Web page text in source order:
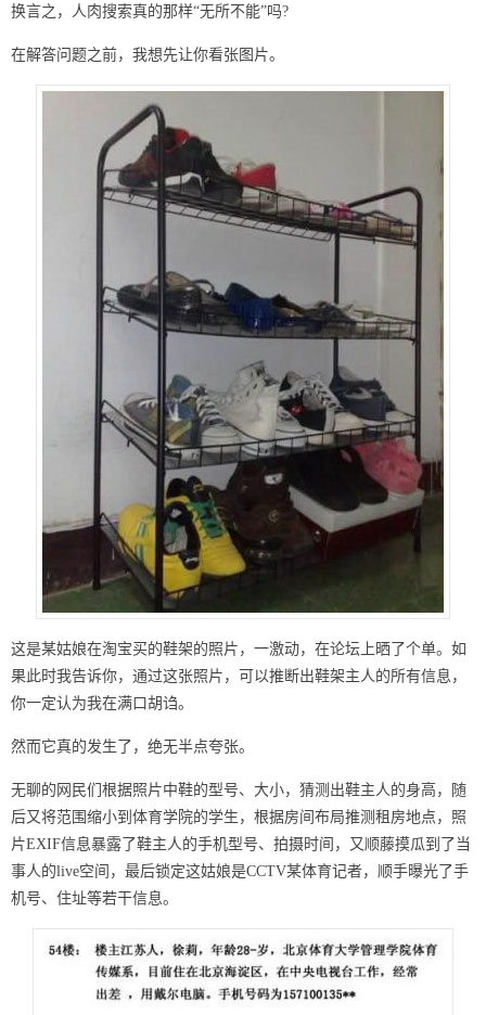
换言之，人肉搜索真的那样“无所不能”吗?
在解答问题之前，我想先让你看张图片。
这是某姑娘在淘宝买的鞋架的照片，一激动，在论坛上晒了个单。如
果此时我告诉你，通过这张照片，可以推断出鞋架主人的所有信息，
你一定认为我在满口胡诌。
然而它真的发生了，绝无半点夸张。
无聊的网民们根据照片中鞋的型号、大小，猜测出鞋主人的身高，随
后又将范围缩小到体育学院的学生，根据房间布局推测租房地点，照
片EXIF信息暴露了鞋主人的手机型号、拍摄时间，又顺藤摸瓜到了当
事人的live空间，最后锁定这姑娘是CCTV某体育记者，顺手曝光了手
机号、住址等若干信息。